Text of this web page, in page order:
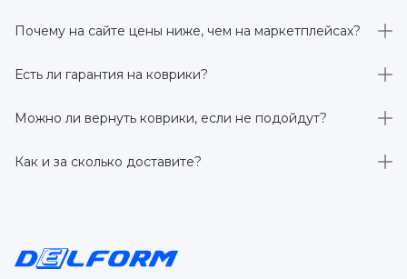
Почему на сайте цены ниже, чем на маркетплейсах?
отгрузка идётнапрямую со склада производителя
без посредников.
Есть ли гарантия на коврики?
производителя 3 года. Если в течение этого срока
обнаружится производственный дефект – заменим
Можно ли вернуть коврики, если не подойдут?
заказанного дистанционно,без объяснения причин –
при условии сохранения товарного вида. Если коврик не
Как и за сколько доставите?